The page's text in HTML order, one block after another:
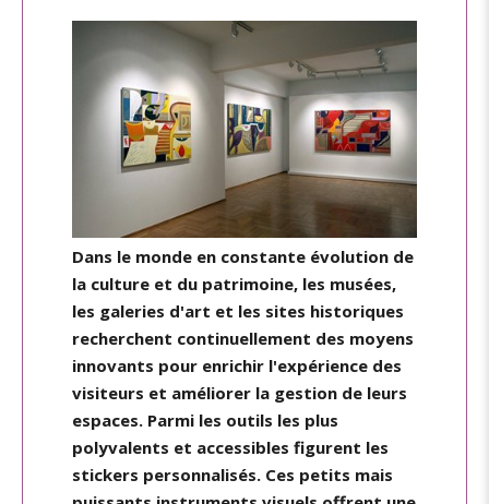
Dans le monde en constante évolution de
la culture et du patrimoine, les musées,
les galeries d'art et les sites historiques
recherchent continuellement des moyens
innovants pour enrichir l'expérience des
visiteurs et améliorer la gestion de leurs
espaces. Parmi les outils les plus
polyvalents et accessibles figurent les
stickers personnalisés. Ces petits mais